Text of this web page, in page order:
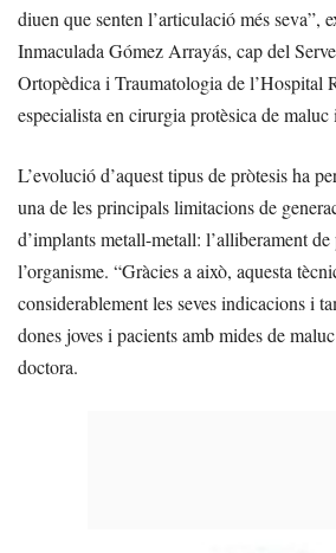
diuen que senten l’articulació més seva”,
Inmaculada Gómez Arrayás, cap del
Ortopèdica i Traumatologia de l’Hospital
especialista en cirurgia protèsica de
L’evolució d’aquest tipus de pròtesis ha
una de les principals limitacions de
d’implants metall-metall: l’alliberament de
l’organisme. “Gràcies a això, aquesta
considerablement les seves indicacions i
dones joves i pacients amb mides de
doctora.